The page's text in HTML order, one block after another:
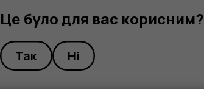
Це було для вас корисним?
Так Ні